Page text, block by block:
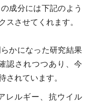
成分には下記のよう
スさせてくれます。
かになった研究結果
認されつつあり、今
されています。
レルギー、抗ウイル